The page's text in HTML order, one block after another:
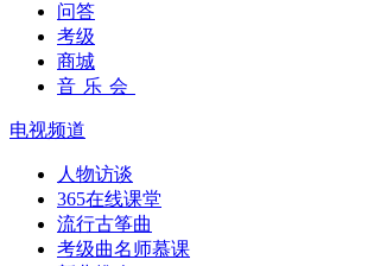
问答
考级
商城
音乐会
电视频道
人物访谈
365在线课堂
流行古筝曲
考级曲名师慕课